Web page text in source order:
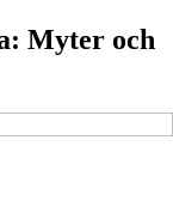
Myter och